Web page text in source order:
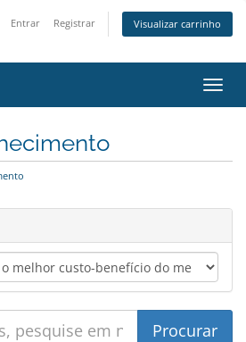
Entrar Registrar Visualizar carrinho